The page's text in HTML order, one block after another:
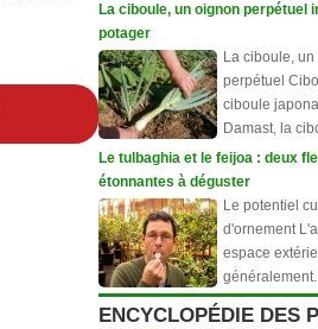
La ciboule, un oignon perpétuel
potager
La ciboule,
perpétuel
ciboule
Damast, la
Le tulbaghia et le feijoa : deux
étonnantes à déguster
Le potentiel
d'ornement
espace
ENCYCLOPÉDIE DES